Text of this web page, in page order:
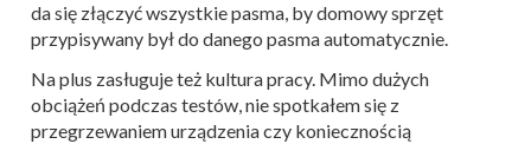
da się złączyć wszystkie pasma, by domowy sprzęt
przypisywany był do danego pasma automatycznie.
Na plus zasługuje też kultura pracy. Mimo dużych
obciążeń podczas testów, nie spotkałem się z
przegrzewaniem urządzenia czy koniecznością